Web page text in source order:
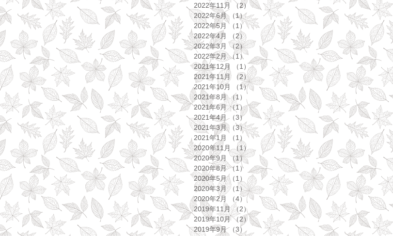
2022年11月
（2）2件の記事
2022年6月 （1）1件の記事
2022年5月 （1）1件の記事
2022年4月
（2）2件の記事
2022年3月 （2）2件の記事
2022年2月 （1）1件の記事
2021年12月
（1）1件の記事
2021年11月
（2）2件の記事
2021年10月
（1）1件の記事
2021年8月 （1）
1件の記事
2021年6月 （1）1件の記事
2021年4月 （3）
3件の記事
2021年3月 （3）3件の記事
2021年1月
（1） 1件の記事
2020年11月 （1）1件の記事
2020年9月
（1）1件の記事
2020年8月 （1）
1件の記事
2020年5月 （1）
1件の記事
2020年3月 （1）1件の記事
2020年2月
（4）4件の記事
2019年11月 （2）
2件の記事
2019年10月 （2）2件の記事
2019年9月 （3） 3件の記事